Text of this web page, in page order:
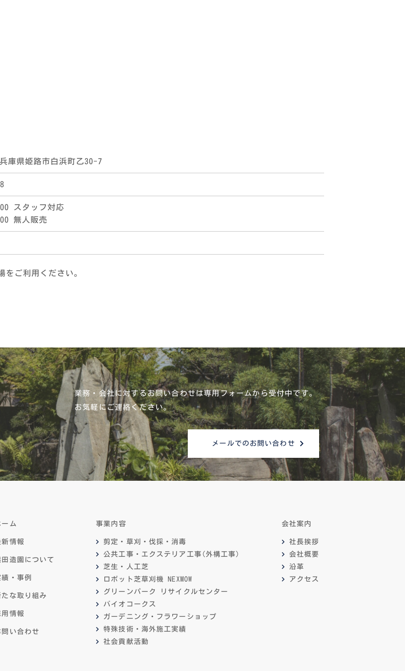
庫県姫路市白浜町乙30-7
スタッフ対応
無人販売
ご利用ください。
業務・会社に対するお問い合わせは専用フォームから受付中です。
お気軽にご連絡ください。
メールでのお問い合わせ
ーム
新情報
田造園について
績・事例
たな取り組み
用情報
問い合わせ
事業内容
剪定・草刈・伐採・消毒
公共工事・エクステリア工事(外構工事)
芝生・人工芝
ロボット芝草刈機 NEXMOW
グリーンパーク リサイクルセンター
バイオコークス
ガーデニング・フラワーショップ
特殊技術・海外施工実績
社会貢献活動
会社案内
社長挨拶
会社概要
沿革
アクセス